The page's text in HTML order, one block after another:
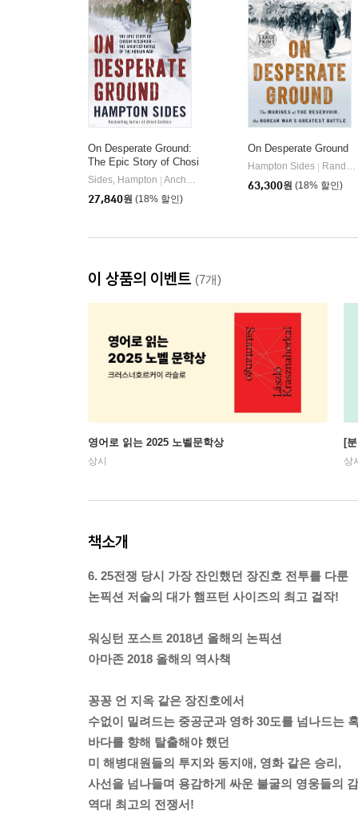
On Desperate Ground:
The Epic Story of Chosi
n Reservoir--The Greate
st Battle of the Korean
War
Sides, Hampton
Anchor Books
27,840원 (18% 할인)
On Desperate Ground
Hampton Sides
Random House Large Print Publishing
63,300원 (18% 할인)
이 상품의 이벤트 (7개)
영어로 읽는 2025 노벨문학상
상시
[
상
책소개
6. 25전쟁 당시 가장 잔인했던 장진호 전투를 다룬
논픽션 저술의 대가 햄프턴 사이즈의 최고 걸작!
워싱턴 포스트 2018년 올해의 논픽션
아마존 2018 올해의 역사책
꽁꽁 언 지옥 같은 장진호에서
수없이 밀려드는 중공군과 영하 30도를 넘나드는
바다를 향해 탈출해야 했던
미 해병대원들의 투지와 동지애, 영화 같은 승리,
사선을 넘나들며 용감하게 싸운 불굴의 영웅들의
역대 최고의 전쟁서!